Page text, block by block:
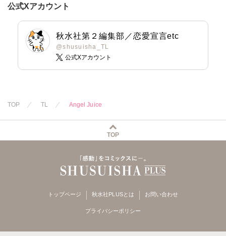
公式Xアカウント
秋水社第２編集部／恋愛宣言etc
@shusuisha_TL
公式Xアカウント
TOP TL Angel Juice
TOP
トップページ 秋水社PLUSとは お問い合わせ
プライバシーポリシー